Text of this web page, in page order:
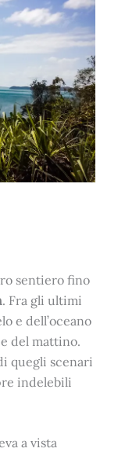
sentiero fino
. Fra gli ultimi
e dell’oceano
del mattino.
quegli scenari
indelebili
a vista